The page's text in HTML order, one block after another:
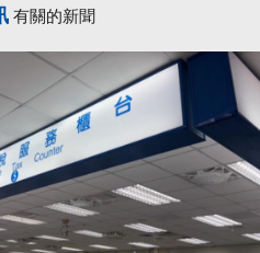
有關的新聞